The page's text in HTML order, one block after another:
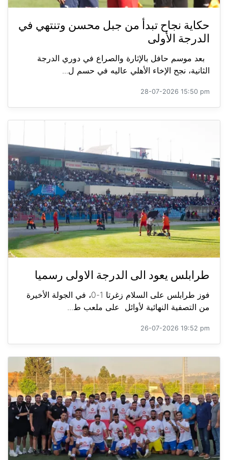
حكاية نجاح تبدأ من جبل محسن وتنتهي في
الدرجة الأولى
بعد موسم حافل بالإثارة والصراع في دوري الدرجة
الثانية، نجح الإخاء الأهلي عاليه في حسم ل...
28-07-2026 15:50 pm
طرابلس يعود الى الدرجة الاولى رسميا
فوز طرابلس على السلام زغرتا 1-0، في الجولة الأخيرة
من التصفية النهائية لأوائل على ملعب ط...
26-07-2026 19:52 pm